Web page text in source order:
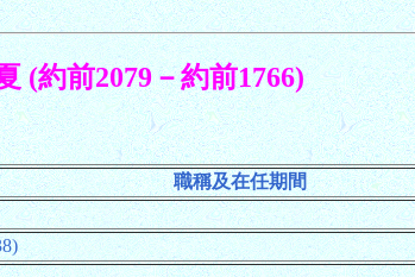
(約前2079－約前1766)
職稱及在任期間